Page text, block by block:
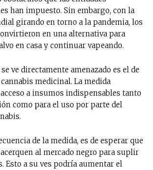
han impuesto. Sin embargo, con la
girando en torno a la pandemia, los
en una alternativa para
en casa y continuar vapeando.
ve directamente amenazado es el de
medicinal. La medida
a insumos indispensables tanto
como para el uso por parte del
de la medida, es de esperar que
al mercado negro para suplir
Esto a su ves podría aumentar el